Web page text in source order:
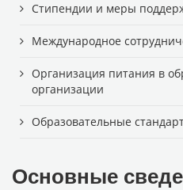
Стипендии и меры
Международное
Организация питания в
организации
Образовательные
Основные